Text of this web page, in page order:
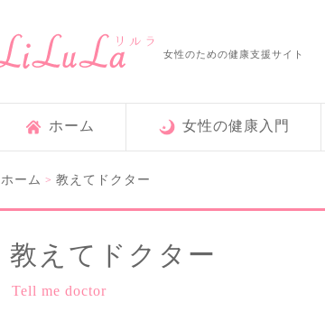
女性のための健康支援サイト
ホーム 女性の健康入門
ホーム > 教えてドクター
教えてドクター
Tell me doctor